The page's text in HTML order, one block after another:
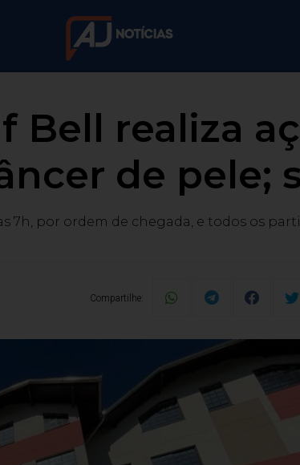
Bell realiza
de pele;
7h, por ordem de chegada, e todos os
Compartilhe: